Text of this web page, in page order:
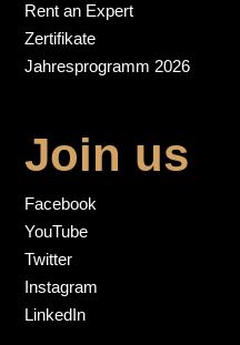
Rent an Expert
Zertifikate
Jahresprogramm 2026
Join us
Facebook
YouTube
Twitter
Instagram
LinkedIn